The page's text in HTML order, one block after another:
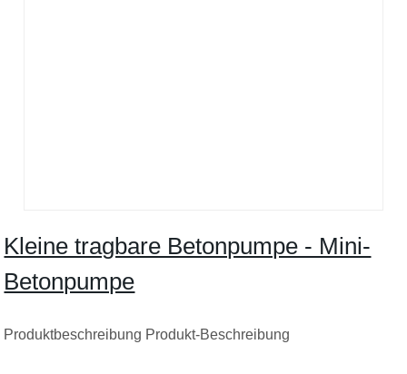
Kleine tragbare Betonpumpe - Mini-
Betonpumpe
Produktbeschreibung Produkt-Beschreibung